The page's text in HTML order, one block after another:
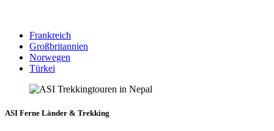
Frankreich
Großbritannien
Norwegen
Türkei
ASI Ferne Länder & Trekking